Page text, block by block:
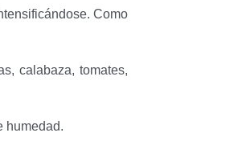
Como
calabaza, tomates,
humedad.